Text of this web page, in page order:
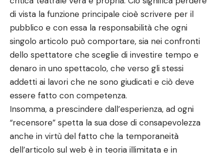
di vista la funzione principale cioè scrivere per il
pubblico e con essa la responsabilità che ogni
singolo articolo può comportare, sia nei confronti
dello spettatore che sceglie di investire tempo e
denaro in uno spettacolo, che verso gli stessi
addetti ai lavori che ne sono giudicati e ciò deve
essere fatto con competenza.
Insomma, a prescindere dall’esperienza, ad ogni
“recensore” spetta la sua dose di consapevolezza
anche in virtù del fatto che la temporaneità
dell’articolo sul web è in teoria illimitata e in